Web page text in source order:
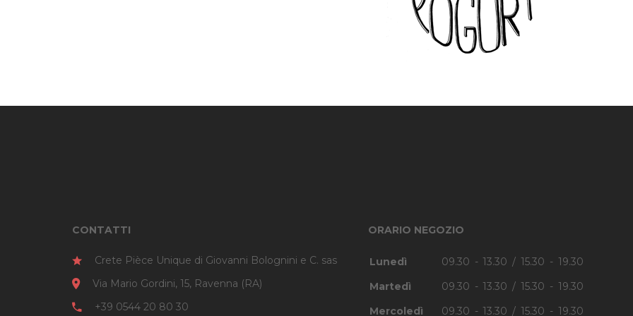
CONTATTI
Crete Pièce Unique di Giovanni Bolognini e C. sas
Via Mario Gordini, 15, Ravenna (RA)
+39 0544 20 80 30
ORARIO NEGOZIO
Lunedì
09.30 - 13.30 / 15.30 - 19.30
Martedì
09.30 - 13.30 / 15.30 - 19.30
Mercoledì
09.30 - 13.30 / 15.30 - 19.30